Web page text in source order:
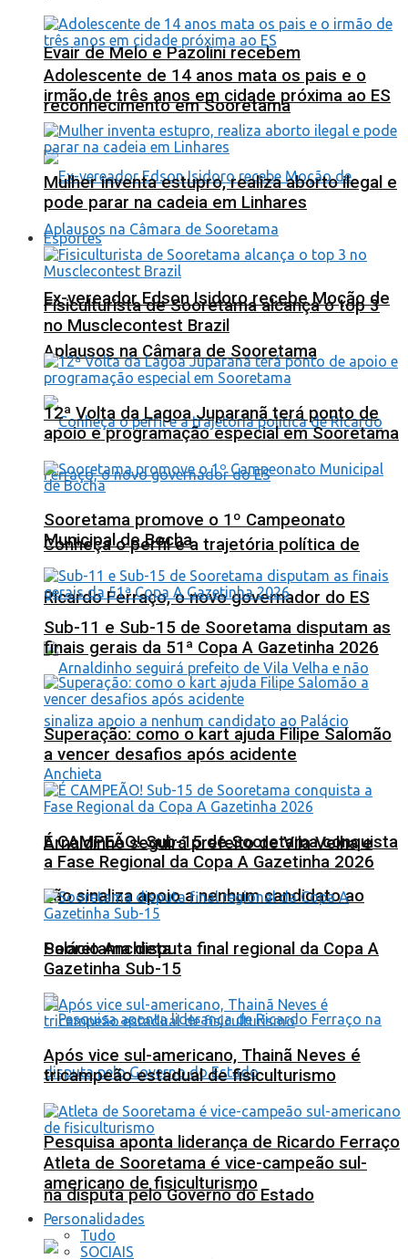
Evair de Melo e Pazolini recebem
reconhecimento em Sooretama
Ex-vereador Edson Isidoro recebe Moção de
Aplausos na Câmara de Sooretama
Conheça o perfil e a trajetória política de
Ricardo Ferraço, o novo governador do ES
Arnaldinho seguirá prefeito de Vila Velha e
não sinaliza apoio a nenhum candidato ao
Palácio Anchieta
Pesquisa aponta liderança de Ricardo Ferraço
na disputa pelo Governo do Estado
Adolescente de 14 anos mata os pais e o
irmão de três anos em cidade próxima ao ES
Mulher inventa estupro, realiza aborto ilegal e
pode parar na cadeia em Linhares
Esportes
Fisiculturista de Sooretama alcança o top 3
no Musclecontest Brazil
12ª Volta da Lagoa Juparanã terá ponto de
apoio e programação especial em Sooretama
Sooretama promove o 1º Campeonato
Municipal de Bocha
Sub-11 e Sub-15 de Sooretama disputam as
finais gerais da 51ª Copa A Gazetinha 2026
Superação: como o kart ajuda Filipe Salomão
a vencer desafios após acidente
É CAMPEÃO! Sub-15 de Sooretama conquista
a Fase Regional da Copa A Gazetinha 2026
Sooretama disputa final regional da Copa A
Gazetinha Sub-15
Após vice sul-americano, Thainã Neves é
tricampeão estadual de fisiculturismo
Atleta de Sooretama é vice-campeão sul-
americano de fisiculturismo
Personalidades
Tudo
SOCIAIS